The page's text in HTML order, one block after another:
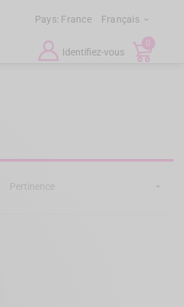
Pays: France Français 
Identifiez-vous
0
Pertinence 